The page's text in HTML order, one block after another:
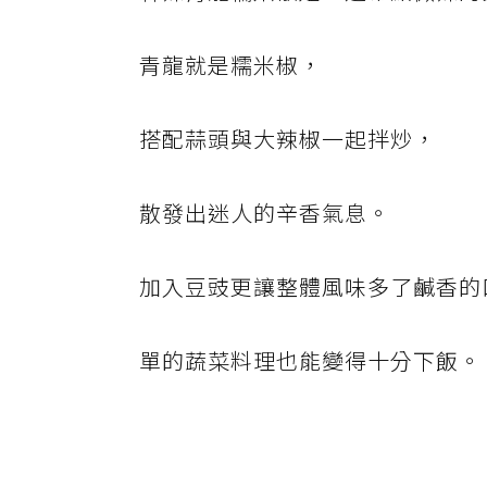
青龍就是糯米椒，
搭配蒜頭與大辣椒一起拌炒，
散發出迷人的辛香氣息。
加入豆豉更讓整體風味多了鹹香
單的蔬菜料理也能變得十分下飯。